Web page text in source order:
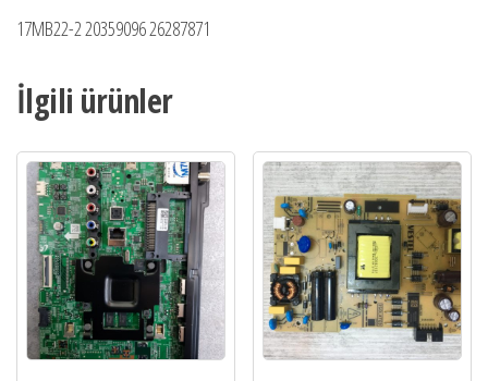
17MB22-2 20359096 26287871
İlgili ürünler